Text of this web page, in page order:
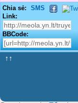
Chia sẻ:
SMS
Link:
BBCode:
↑↑